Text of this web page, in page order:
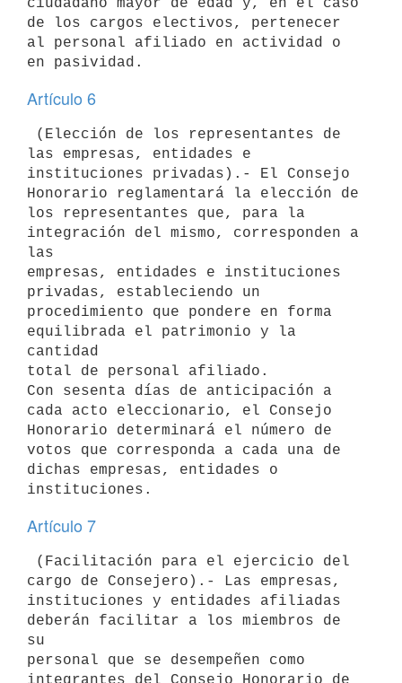
de los cargos electivos, pertenecer
al personal afiliado en actividad o
Artículo 6
las empresas, entidades e
instituciones privadas).- El Consejo
Honorario reglamentará la elección de
los representantes que, para la
integración del mismo, corresponden a
las
empresas, entidades e instituciones
privadas, estableciendo un
procedimiento que pondere en forma
equilibrada el patrimonio y la
cantidad
total de personal afiliado.
Con sesenta días de anticipación a
cada acto eleccionario, el Consejo
Honorario determinará el número de
votos que corresponda a cada una de
dichas empresas, entidades o
Artículo 7
cargo de Consejero).- Las empresas,
instituciones y entidades afiliadas
deberán facilitar a los miembros de
su
personal que se desempeñen como